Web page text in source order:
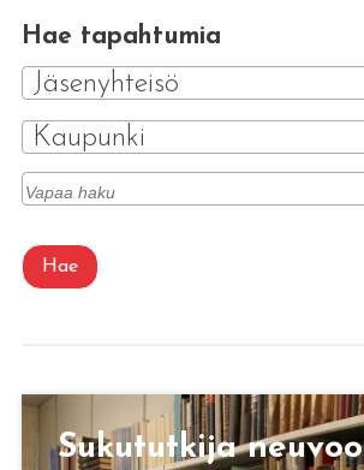
Hae tapahtumia
Jäsenyhteisö
Kaupunki
Hae
Su­ku­tut­ki­ja neu­voo